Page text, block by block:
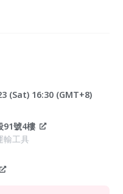
(Sat) 16:30 (GMT+8)
91號4樓
輸工具